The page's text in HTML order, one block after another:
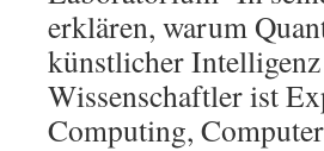
erklären, warum
künstlicher
Wissenschaftler ist
Computing,